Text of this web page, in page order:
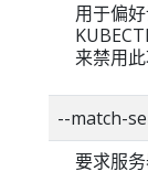
用于偏
来禁用此
--match-
要求服